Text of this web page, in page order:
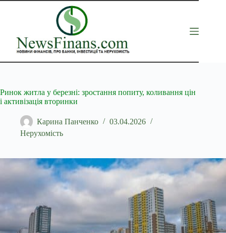
Перейти
Ринок житла у березні: зростання попиту, коливання цін
і активізація вторинки
Карина Панченко
03.04.2026
Нерухомість